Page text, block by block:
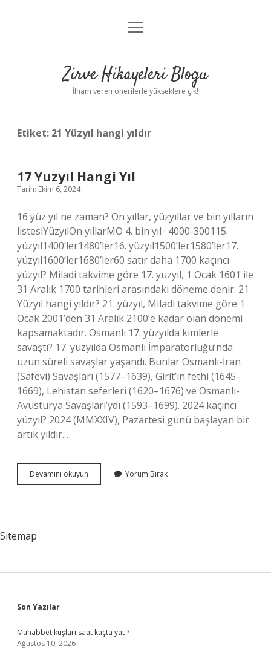
Anasayfa
Yasal Uyarı
menüyü
Zirve Hikayeleri Blogu
İlham veren önerilerle yükseklere çık!
Etiket: 21 Yüzyıl hangi yıldır
17 Yuzyıl Hangi Yıl
Tarih: Ekim 6, 2024
16 yüz yıl ne zaman? On yıllar, yüzyıllar ve bin yılların
listesiYüzyılOn yıllarMÖ 4. bin yıl · 4000-300115.
yüzyıl1400’ler1480’ler16. yüzyıl1500’ler1580’ler17.
yüzyıl1600’ler1680’ler60 satır daha 1700 kaçıncı
yüzyıl? Miladi takvime göre 17. yüzyıl, 1 Ocak 1601 ile
31 Aralık 1700 tarihleri ​​arasındaki döneme denir. 21
Yüzyıl hangi yıldır? 21. yüzyıl, Miladi takvime göre 1
Ocak 2001’den 31 Aralık 2100’e kadar olan dönemi
kapsamaktadır. Osmanlı 17. yüzyılda kimlerle
savaştı? 17. yüzyılda Osmanlı İmparatorluğu’nda
uzun süreli savaşlar yaşandı. Bunlar Osmanlı-İran
(Safevi) Savaşları (1577–1639), Girit’in fethi (1645–
1669), Lehistan seferleri (1620–1676) ve Osmanlı-
Avusturya Savaşları’ydı (1593–1699). 2024 kaçıncı
yüzyıl? 2024 (MMXXIV), Pazartesi günü başlayan bir
artık yıldır.…
Devamını okuyun
Yuzyıl
Yorum Bırak
Sitemap
Sidebar
Son Yazılar
Muhabbet kuşları saat kaçta yat ?
Ağustos 10, 2026